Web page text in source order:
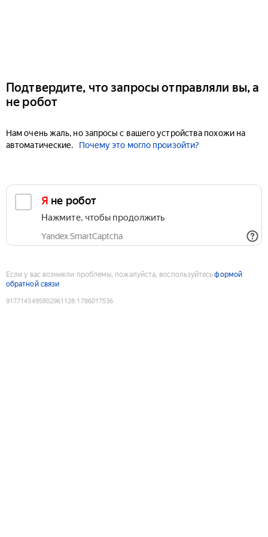
Подтвердите, что запросы отправляли вы, а
не робот
Нам очень жаль, но запросы с вашего устройства похожи на
автоматические.
Почему это могло произойти?
Я не робот
Нажмите, чтобы продолжить
Yandex SmartCaptcha
Если у вас возникли проблемы, пожалуйста, воспользуйтесьформой
обратной связи
9177143495802961128:1786017536